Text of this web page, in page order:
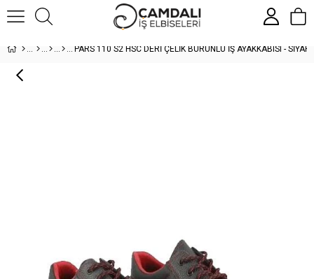
PARS 110 S2 HSC DERİ ÇELİK BURUNLU İŞ AYAKKABISI - SIYAH